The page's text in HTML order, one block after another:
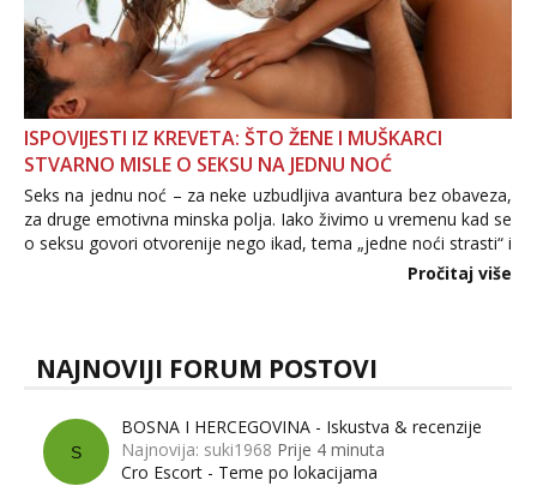
ISPOVIJESTI IZ KREVETA: ŠTO ŽENE I MUŠKARCI
STVARNO MISLE O SEKSU NA JEDNU NOĆ
Seks na jednu noć – za neke uzbudljiva avantura bez obaveza,
za druge emotivna minska polja. Iako živimo u vremenu kad se
o seksu govori otvorenije nego ikad, tema „jedne noći strasti“ i
dalje izaziva burne rasprave. Što zapravo misle žene, a što
Pročitaj više
NAJNOVIJI FORUM POSTOVI
S
BOSNA I HERCEGOVINA - Iskustva & recenzije
Najnovija: suki1968 Prije 4 minuta
Cro Escort - Teme po lokacijama